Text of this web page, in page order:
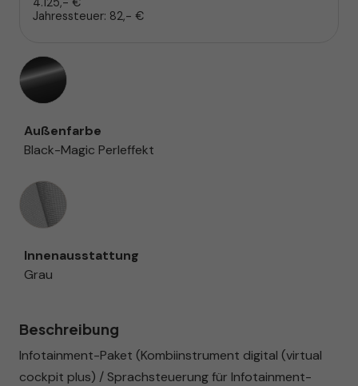
Jahressteuer: 82,- €
Außenfarbe
Black-Magic Perleffekt
Innenausstattung
Innenausstattung
Grau
Beschreibung
Infotainment-Paket (Kombiinstrument digital (virtual
cockpit plus) / Sprachsteuerung für Infotainment-